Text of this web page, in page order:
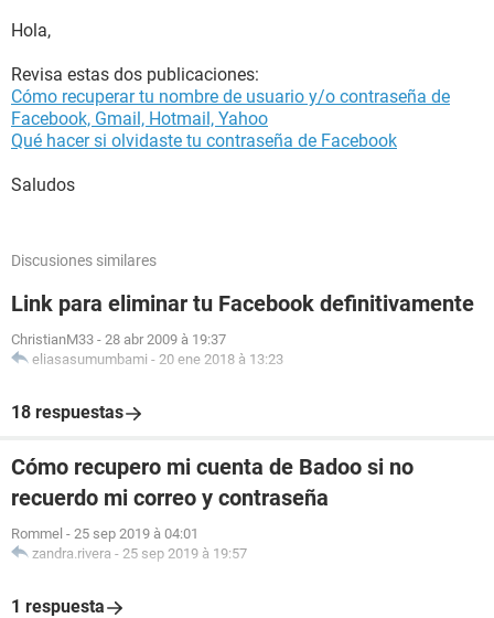
Hola,
Revisa estas dos publicaciones:
Cómo recuperar tu nombre de usuario y/o contraseña de
Facebook, Gmail, Hotmail, Yahoo
Qué hacer si olvidaste tu contraseña de Facebook
Saludos
Discusiones similares
Link para eliminar tu Facebook definitivamente
ChristianM33 - 28 abr 2009 à 19:37
eliasasumumbami - 20 ene 2018 à 13:23
18 respuestas
Cómo recupero mi cuenta de Badoo si no
recuerdo mi correo y contraseña
Rommel - 25 sep 2019 à 04:01
zandra.rivera - 25 sep 2019 à 19:57
1 respuesta